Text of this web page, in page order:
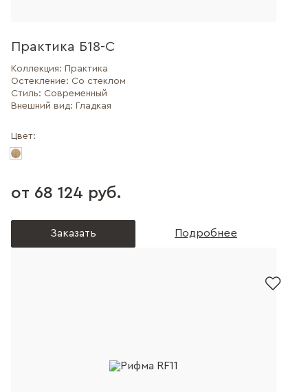
Практика Б18-С
Коллекция: Практика
Остекление: Со стеклом
Стиль: Современный
Внешний вид: Гладкая
Цвет:
от 68 124 руб.
Заказать Подробнее